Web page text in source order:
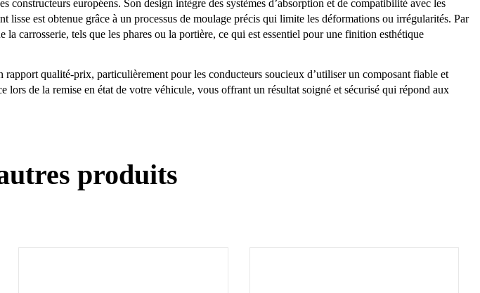
constructeurs européens. Son design intègre des systèmes d’absorption et de compatibilité avec les
lisse est obtenue grâce à un processus de moulage précis qui limite les déformations ou irrégularités. Par
carrosserie, tels que les phares ou la portière, ce qui est essentiel pour une finition esthétique
qualité-prix, particulièrement pour les conducteurs soucieux d’utiliser un composant fiable et
de la remise en état de votre véhicule, vous offrant un résultat soigné et sécurisé qui répond aux
produits